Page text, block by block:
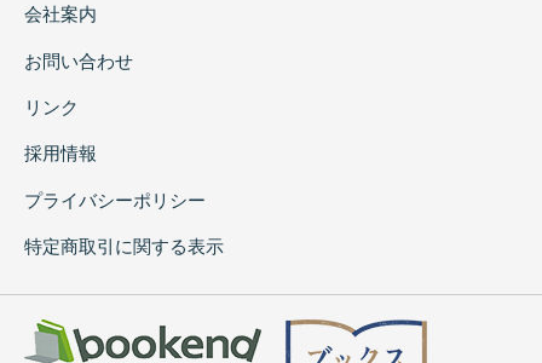
会社案内
お問い合わせ
リンク
採用情報
プライバシーポリシー
特定商取引に関する表示